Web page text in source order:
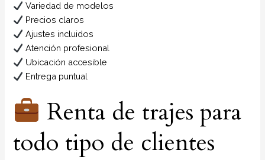
Variedad de modelos
Precios claros
Ajustes incluidos
Atención profesional
Ubicación accesible
Entrega puntual
Renta de trajes para
todo tipo de clientes